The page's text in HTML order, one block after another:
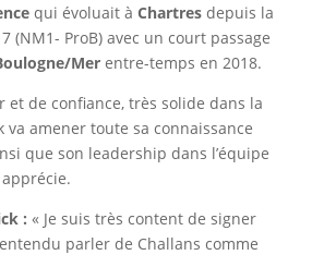
qui évoluait à Chartresdepuis la
(NM1- ProB) avec un court passage
Merentre-temps en 2018.
et de confiance, très solide dans la
va amener toute sa connaissance
que son leadership dans l’équipe
apprécie.
: « Je suis très content de signer
parler de Challans comme